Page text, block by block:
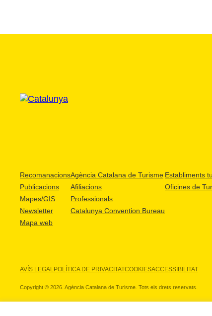
Recomanacions
Publicacions
Mapes/GIS
Newsletter
Mapa web
Agència Catalana de Turisme
Afiliacions
Professionals
Catalunya Convention Bureau
Establiments
Oficines de
AVÍS LEGALPOLÍTICA DE PRIVACITATCOOKIESACCESSIBILITAT
Copyright © 2026. Agència Catalana de Turisme. Tots els drets reservats.